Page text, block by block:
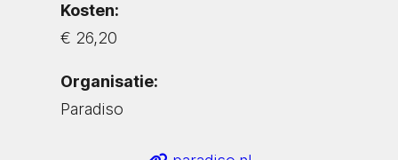
Kosten:
€ 26,20
Organisatie:
Paradiso